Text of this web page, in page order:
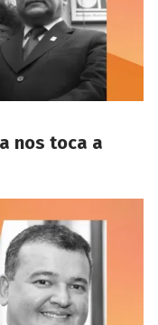
nos toca a